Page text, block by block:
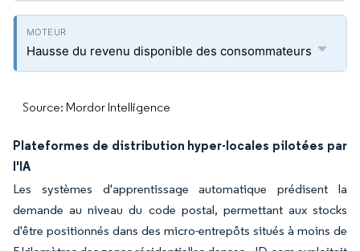
Hausse du revenu disponible des consommateurs
Source: Mordor Intelligence
Plateformes de distribution hyper-locales pilotées par
l'IA
Les systèmes d'apprentissage automatique prédisent la
demande au niveau du code postal, permettant aux stocks
d'être positionnés dans des micro-entrepôts situés à moins de